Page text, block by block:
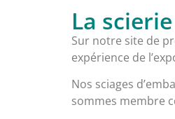
La scierie
Sur notre site de
expérience de
Nos sciages
sommes membre